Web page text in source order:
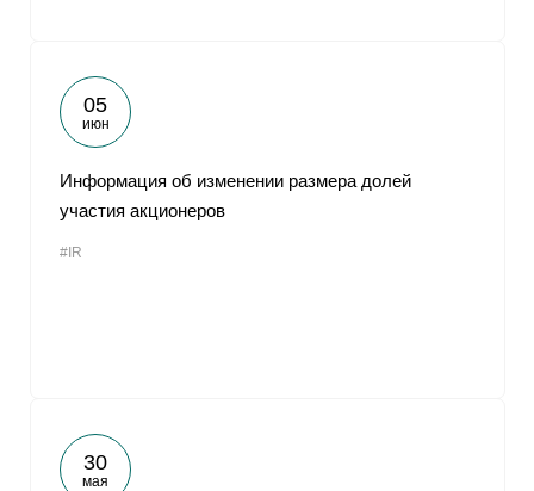
05
июн
Информация об изменении размера долей
участия акционеров
#IR
30
мая